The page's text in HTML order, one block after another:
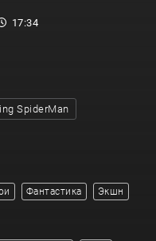
17:34
SpiderMan
Фантастика Экшн